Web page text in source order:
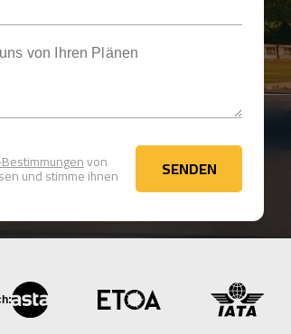
von
und stimme ihnen SENDEN
SENDEN